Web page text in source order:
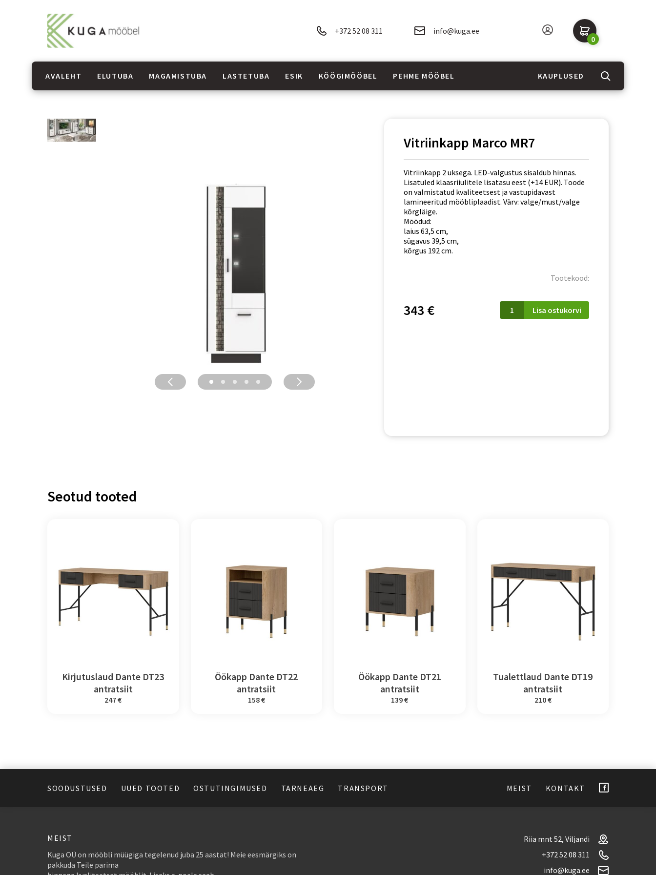
+372 52 08 311 info@kuga.ee
0
AVALEHT ELUTUBA MAGAMISTUBA LASTETUBA ESIK KÖÖGIMÖÖBEL PEHME MÖÖBEL KAUPLUSED
Vitriinkapp Marco MR7
Vitriinkapp 2 uksega. LED-valgustus sisaldub hinnas.
Lisatuled klaasriiulitele lisatasu eest (+14 EUR). Toode
on valmistatud kvaliteetsest ja vastupidavast
lamineeritud mööbliplaadist. Värv: valge/must/valge
kõrgläige.
Mõõdud:
laius 63,5 cm,
sügavus 39,5 cm,
kõrgus 192 cm.
Tootekood:
343 €
Vitriinkapp
Marco
Lisa ostukorvi
Seotud tooted
Kirjutuslaud Dante DT23
antratsiit
247 €
Öökapp Dante DT22
antratsiit
158 €
Öökapp Dante DT21
antratsiit
139 €
Tualettlaud Dante DT19
antratsiit
210 €
SOODUSTUSED UUED TOOTED OSTUTINGIMUSED TARNEAEG TRANSPORT MEIST KONTAKT
MEIST
Kuga OÜ on mööbli müügiga tegelenud juba 25 aastat! Meie eesmärgiks on
pakkuda Teile parima
Riia mnt 52, Viljandi
+372 52 08 311
info@kuga.ee